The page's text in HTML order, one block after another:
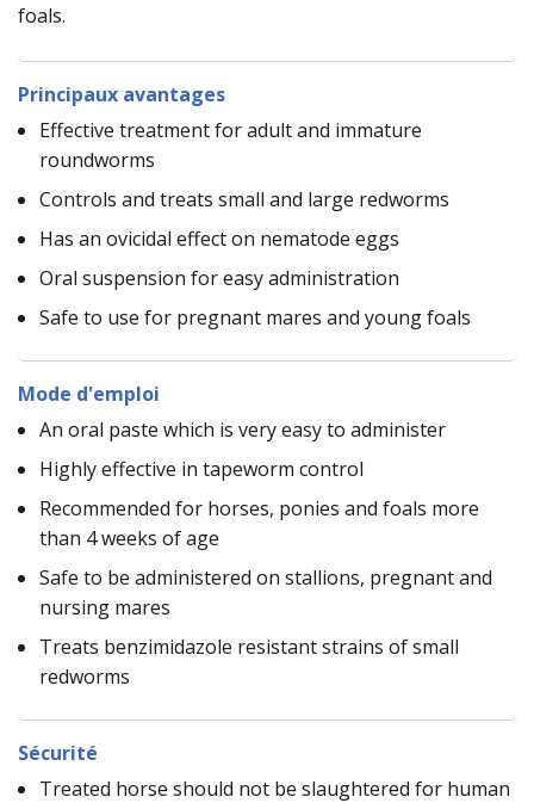
foals.
Principaux avantages
Effective treatment for adult and immature
roundworms
Controls and treats small and large redworms
Has an ovicidal effect on nematode eggs
Oral suspension for easy administration
Safe to use for pregnant mares and young foals
Mode d'emploi
An oral paste which is very easy to administer
Highly effective in tapeworm control
Recommended for horses, ponies and foals more
than 4 weeks of age
Safe to be administered on stallions, pregnant and
nursing mares
Treats benzimidazole resistant strains of small
redworms
Sécurité
Treated horse should not be slaughtered for human